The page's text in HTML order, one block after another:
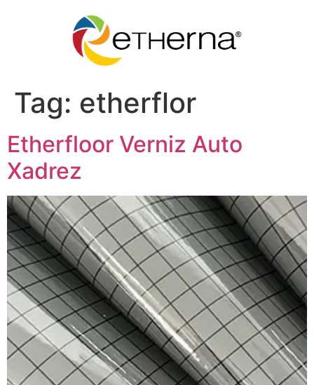
Tag: etherflor
Etherfloor Verniz Auto
Xadrez